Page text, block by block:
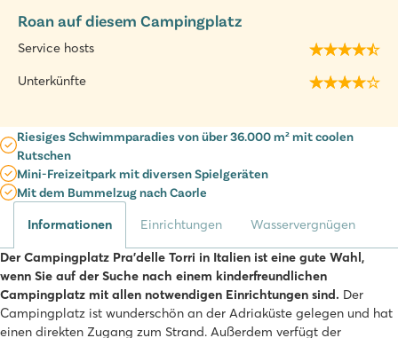
Roan auf diesem Campingplatz
Service hosts
Unterkünfte
Riesiges Schwimmparadies von über 36.000 m² mit coolen
Rutschen
Mini-Freizeitpark mit diversen Spielgeräten
Mit dem Bummelzug nach Caorle
Informationen Einrichtungen Wasservergnügen
Der Campingplatz Pra'delle Torri in Italien ist eine gute Wahl,
wenn Sie auf der Suche nach einem kinderfreundlichen
Campingplatz mit allen notwendigen Einrichtungen sind. Der
Campingplatz ist wunderschön an der Adriaküste gelegen und hat
einen direkten Zugang zum Strand. Außerdem verfügt der